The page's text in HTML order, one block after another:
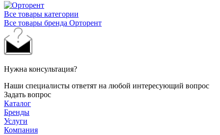
Все товары категории
Все товары бренда Орторент
Нужна консультация?
Наши специалисты ответят на любой интересующий вопрос
Задать вопрос
Каталог
Бренды
Услуги
Компания